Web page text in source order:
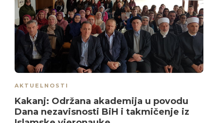
AKTUELNOSTI
Kakanj: Održana akademija u povodu
Dana nezavisnosti BiH i takmičenje iz